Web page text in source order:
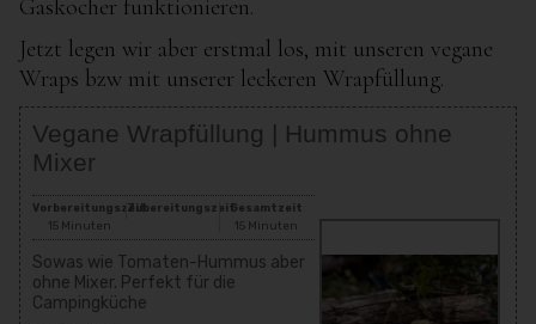
Gaskocher funktionieren.
Jetzt legen wir aber erstmal los, mit unseren vegane
Wraps bzw mit unserer leckeren Wrapfüllung.
Vegane Wrapfüllung | Hummus ohne
Mixer
Vorbereitungszeit
15 Minuten
ZubereitungszeitGesamtzeit
15 Minuten
Sowas wie Tomaten-Hummus aber
ohne Mixer. Perfekt für die
Campingküche